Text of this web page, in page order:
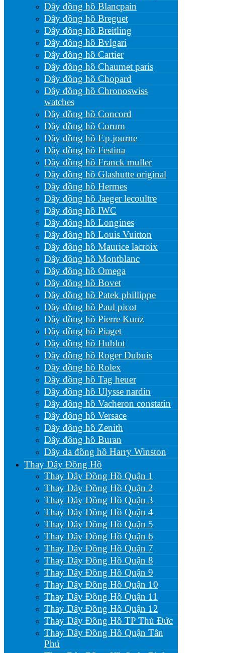
Dây đồng hồ Blancpain
Dây đồng hồ Breguet
Dây đồng hồ Breitling
Dây đồng hồ Bvlgari
Dây đồng hồ Cartier
Dây đồng hồ Chaumet paris
Dây đồng hồ Chopard
Dây đồng hồ Chronoswiss
watches
Dây đồng hồ Concord
Dây đồng hồ Corum
Dây đồng hồ F.p.journe
Dây đồng hồ Festina
Dây đồng hồ Franck muller
Dây đồng hồ Glashutte original
Dây đồng hồ Hermes
Dây đồng hồ Jaeger lecoultre
Dây đồng hồ IWC
Dây đồng hồ Longines
Dây đồng hồ Louis Vuitton
Dây đồng hồ Maurice lacroix
Dây đồng hồ Montblanc
Dây đồng hồ Omega
Dây đồng hồ Bovet
Dây đồng hồ Patek phillippe
Dây đồng hồ Paul picot
Dây đồng hồ Pierre Kunz
Dây đồng hồ Piaget
Dây đồng hồ Hublot
Dây đồng hồ Roger Dubuis
Dây đồng hồ Rolex
Dây đồng hồ Tag heuer
Dây đồng hồ Ulysse nardin
Dây đồng hồ Vacheron constatin
Dây đồng hồ Versace
Dây đồng hồ Zenith
Dây đồng hồ Buran
Dây da đồng hồ Harry Winston
Thay Dây Đồng Hồ
Thay Dây Đồng Hồ Quận 1
Thay Dây Đồng Hồ Quận 2
Thay Dây Đồng Hồ Quận 3
Thay Dây Đồng Hồ Quận 4
Thay Dây Đồng Hồ Quận 5
Thay Dây Đồng Hồ Quận 6
Thay Dây Đồng Hồ Quận 7
Thay Dây Đồng Hồ Quận 8
Thay Dây Đồng Hồ Quận 9
Thay Dây Đồng Hồ Quận 10
Thay Dây Đồng Hồ Quận 11
Thay Dây Đồng Hồ Quận 12
Thay Dây Đồng Hồ TP Thủ Đức
Thay Dây Đồng Hồ Quận Tân
Phú